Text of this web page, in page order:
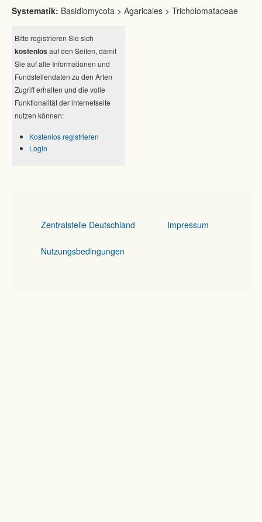
Systematik: Basidiomycota > Agaricales > Tricholomataceae
Bitte registrieren Sie sich
kostenlos auf den Seiten, damit
Sie auf alle Informationen und
Fundstellendaten zu den Arten
Zugriff erhalten und die volle
Funktionalität der internetseite
nutzen können:
Kostenlos registrieren
Login
Zentralstelle Deutschland Impressum
Nutzungsbedingungen